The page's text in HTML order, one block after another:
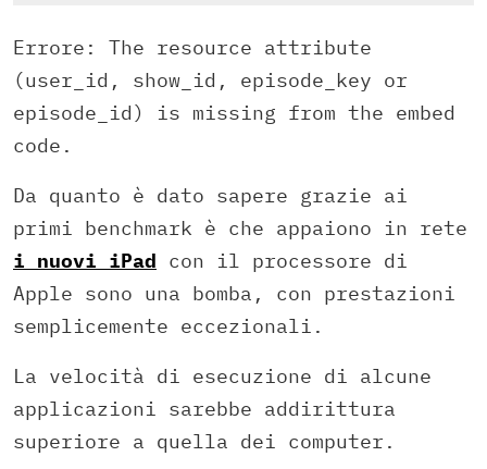
Errore: The resource attribute
(user_id, show_id, episode_key or
episode_id) is missing from the embed
code.
Da quanto è dato sapere grazie ai
primi benchmark è che appaiono in rete
i nuovi iPad con il processore di
Apple sono una bomba, con prestazioni
semplicemente eccezionali.
La velocità di esecuzione di alcune
applicazioni sarebbe addirittura
superiore a quella dei computer.